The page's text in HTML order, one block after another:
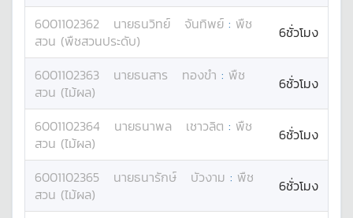
6001102362 นายธนวิทย์ จันทิพย์ : พืช
สวน (พืชสวนประดับ)
6ชั่วโมง
6001102363 นายธนสาร ทองขำ : พืช
สวน (ไม้ผล)
6ชั่วโมง
6001102364 นายธนาพล เชาวลิต : พืช
สวน (ไม้ผล)
6ชั่วโมง
6001102365 นายธนารักษ์ บัวงาม : พืช
สวน (ไม้ผล)
6ชั่วโมง